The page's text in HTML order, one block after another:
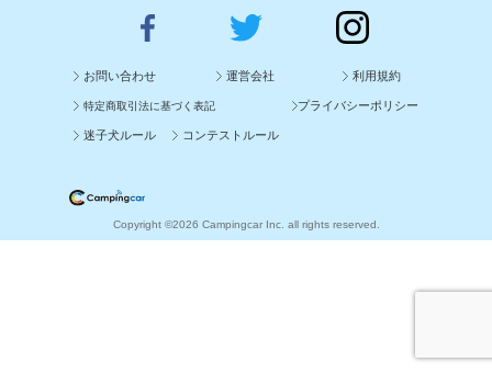
お問い合わせ 運営会社 利用規約
特定商取引法に基づく表記 プライバシーポリシー
迷子犬ルール コンテストルール
Copyright ©2026 Campingcar Inc. all rights reserved.